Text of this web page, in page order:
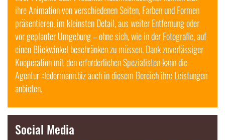
ihreAnimationvon verschiedenen Seiten, Farben und Formen
präsentieren, im kleinsten Detail, aus weiter Entfernung oder
vor geplanter Umgebung – ohne sich, wie in der Fotografie, auf
einen Blickwinkel beschränken zu müssen. Dank zuverlässiger
Kooperation mit den erforderlichen Spezialisten kann die
Agentur ::ledermann.biz auch in diesem Bereich ihre Leistungen
anbieten.
Social Media